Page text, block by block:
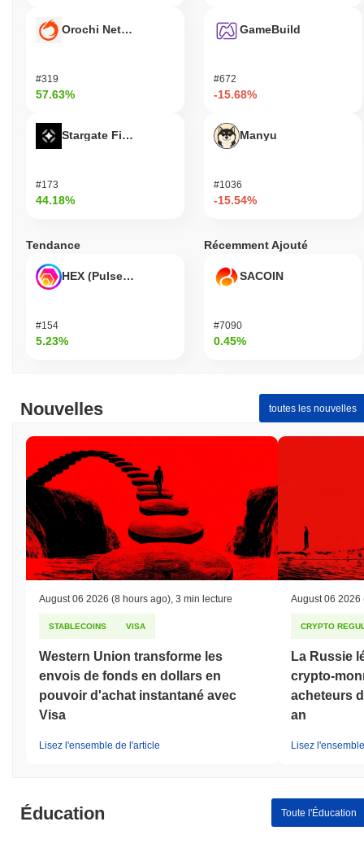
Orochi Network
#319
57.63%
Stargate Finance
#173
44.18%
GameBuild
#672
-15.68%
Manyu
#1036
-15.54%
Tendance
HEX (Pulsechain)
#154
5.23%
Récemment Ajouté
SACOIN
#7090
0.45%
Nouvelles toutes les nouvelles
August 06 2026 (8 hours ago), 3 min lecture
STABLECOINS VISA
Western Union transforme les
envois de fonds en dollars en
pouvoir d'achat instantané avec
Visa
Lisez l'ensemble de l'article
August 06 2026
CRYPTO
La Russie
crypto-
acheteurs
an
Lisez
Éducation Toute l'Éducation